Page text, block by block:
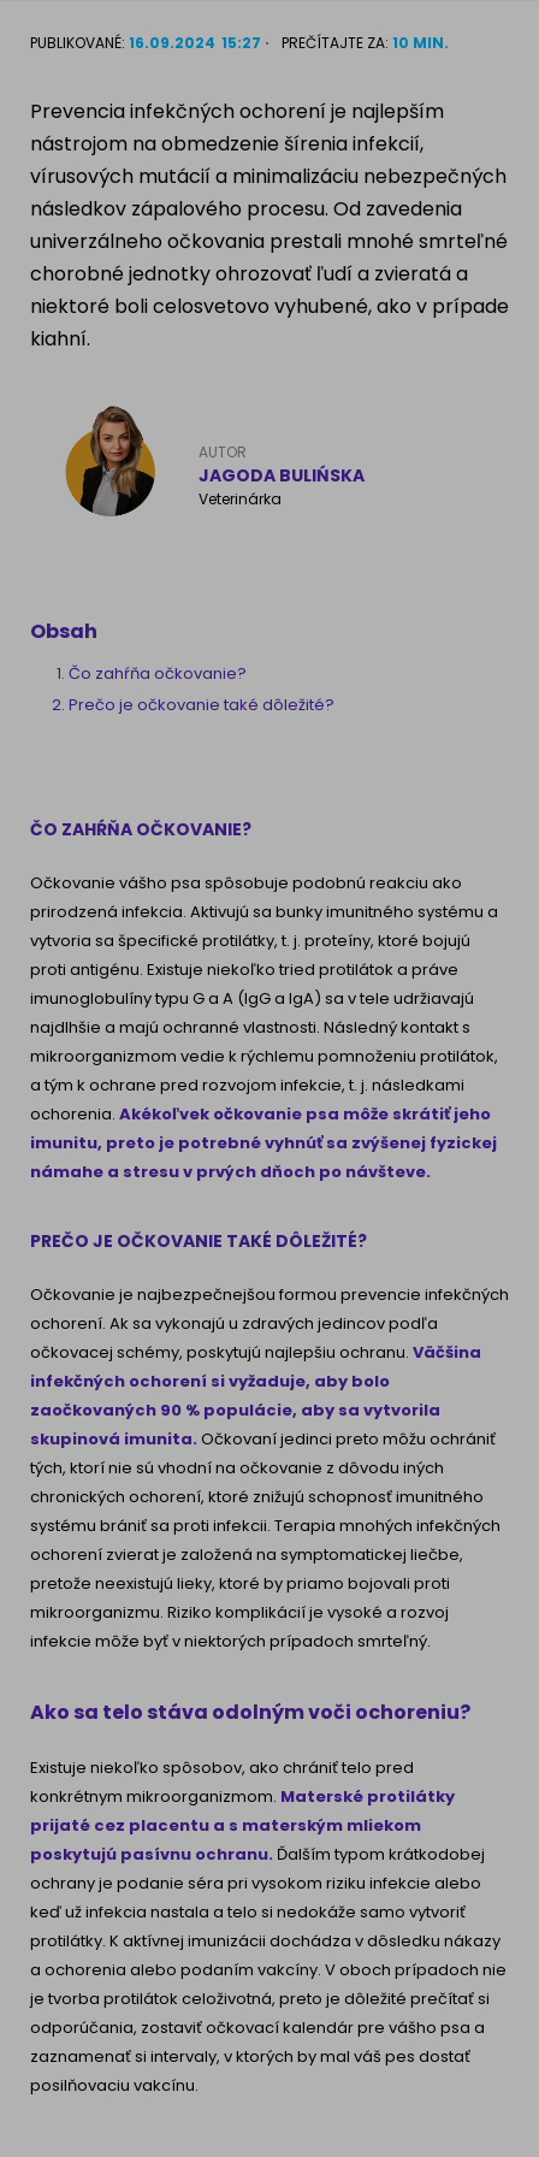
PLEMENÁ PSOV
Dalmatín
Francúzsky buldog
Zlatý retriever
Nemecký ovčiak
Atlas psov
Ruská modrá mačka
Nórska lesná mačka
Barmská mačka
PUBLIKOVANÉ: 16.09.2024 15:27 PREČÍTAJTE ZA: 10 MIN.
Prevencia infekčných ochorení je najlepším
nástrojom na obmedzenie šírenia infekcií,
vírusových mutácií a minimalizáciu nebezpečných
následkov zápalového procesu. Od zavedenia
univerzálneho očkovania prestali mnohé smrteľné
chorobné jednotky ohrozovať ľudí a zvieratá a
niektoré boli celosvetovo vyhubené, ako v prípade
kiahní.
AUTOR
JAGODA BULIŃSKA
Veterinárka
Obsah
Čo zahŕňa očkovanie?
Prečo je očkovanie také dôležité?
ČO ZAHŔŇA OČKOVANIE?
Očkovanie vášho psa spôsobuje podobnú reakciu ako
prirodzená infekcia. Aktivujú sa bunky imunitného systému a
vytvoria sa špecifické protilátky, t. j. proteíny, ktoré bojujú
proti antigénu. Existuje niekoľko tried protilátok a práve
imunoglobulíny typu G a A (IgG a IgA) sa v tele udržiavajú
najdlhšie a majú ochranné vlastnosti. Následný kontakt s
mikroorganizmom vedie k rýchlemu pomnoženiu protilátok,
a tým k ochrane pred rozvojom infekcie, t. j. následkami
ochorenia. Akékoľvek očkovanie psa môže skrátiť jeho
imunitu, preto je potrebné vyhnúť sa zvýšenej fyzickej
námahe a stresu v prvých dňoch po návšteve.
PREČO JE OČKOVANIE TAKÉ DÔLEŽITÉ?
Očkovanie je najbezpečnejšou formou prevencie infekčných
ochorení. Ak sa vykonajú u zdravých jedincov podľa
očkovacej schémy, poskytujú najlepšiu ochranu. Väčšina
infekčných ochorení si vyžaduje, aby bolo
zaočkovaných 90 % populácie, aby sa vytvorila
skupinová imunita. Očkovaní jedinci preto môžu ochrániť
tých, ktorí nie sú vhodní na očkovanie z dôvodu iných
chronických ochorení, ktoré znižujú schopnosť imunitného
systému brániť sa proti infekcii. Terapia mnohých infekčných
ochorení zvierat je založená na symptomatickej liečbe,
pretože neexistujú lieky, ktoré by priamo bojovali proti
mikroorganizmu. Riziko komplikácií je vysoké a rozvoj
infekcie môže byť v niektorých prípadoch smrteľný.
Ako sa telo stáva odolným voči ochoreniu?
Existuje niekoľko spôsobov, ako chrániť telo pred
konkrétnym mikroorganizmom. Materské protilátky
prijaté cez placentu a s materským mliekom
poskytujú pasívnu ochranu. Ďalším typom krátkodobej
ochrany je podanie séra pri vysokom riziku infekcie alebo
keď už infekcia nastala a telo si nedokáže samo vytvoriť
protilátky. K aktívnej imunizácii dochádza v dôsledku nákazy
a ochorenia alebo podaním vakcíny. V oboch prípadoch nie
je tvorba protilátok celoživotná, preto je dôležité prečítať si
odporúčania, zostaviť očkovací kalendár pre vášho psa a
zaznamenať si intervaly, v ktorých by mal váš pes dostať
posilňovaciu vakcínu.